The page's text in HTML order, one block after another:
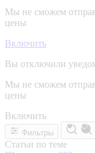
Мы не сможем
цены
Включить
Вы отключили
Мы не сможем
цены
Включить
Фильтры
Статьи по теме